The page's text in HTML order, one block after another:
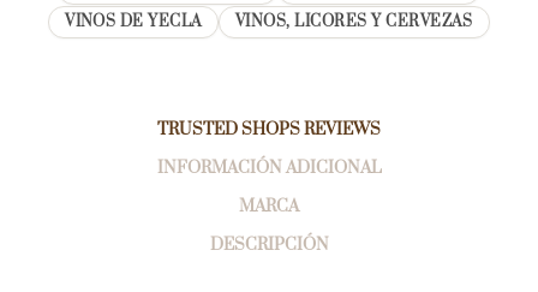
VINOS DE YECLA
VINOS, LICORES Y CERVEZAS
TRUSTED SHOPS REVIEWS
INFORMACIÓN ADICIONAL
MARCA
DESCRIPCIÓN